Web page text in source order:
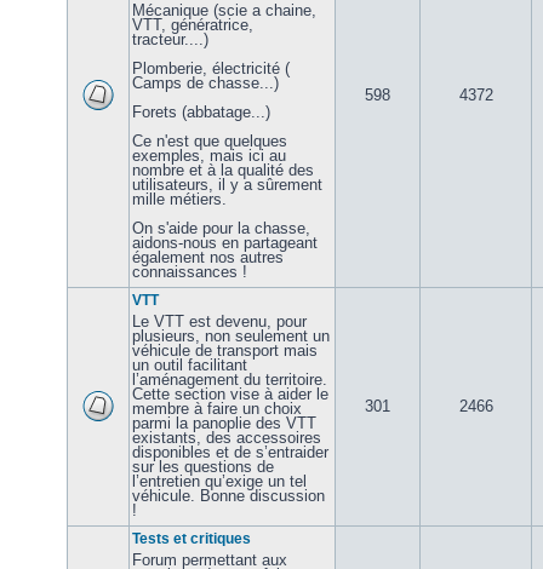
Mécanique (scie a chaine,
VTT, génératrice,
tracteur....)
Plomberie, électricité (
Camps de chasse...)
Forets (abbatage...)
Ce n'est que quelques
exemples, mais ici au
nombre et à la qualité des
utilisateurs, il y a sûrement
mille métiers.
On s'aide pour la chasse,
aidons-nous en partageant
également nos autres
connaissances !
598 4372
VTT
Le VTT est devenu, pour
plusieurs, non seulement un
véhicule de transport mais
un outil facilitant
l’aménagement du territoire.
Cette section vise à aider le
membre à faire un choix
parmi la panoplie des VTT
existants, des accessoires
disponibles et de s’entraider
sur les questions de
l’entretien qu’exige un tel
véhicule. Bonne discussion
!
301 2466
Tests et critiques
Forum permettant aux